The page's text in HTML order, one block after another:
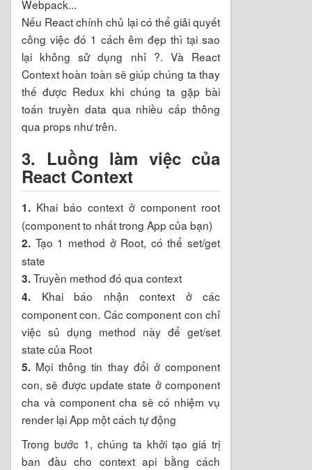
Webpack...
Nếu React chính chủ lại có thể giải quyết
công việc đó 1 cách êm đẹp thì tại sao
lại không sử dụng nhỉ ?. Và React
Context hoàn toàn sẽ giúp chúng ta thay
thế được Redux khi chúng ta gặp bài
toán truyền data qua nhiều cấp thông
qua props như trên.
3. Luồng làm việc của
React Context
1. Khai báo context ở component root
(component to nhất trong App của bạn)
2. Tạo 1 method ở Root, có thể set/get
state
3.Truyền method đó qua context
4. Khai báo nhận context ở các
component con. Các component con chỉ
việc sủ dụng method này để get/set
state của Root
5. Mọi thông tin thay đổi ở component
con, sẽ được update state ở component
cha và component cha sẽ có nhiệm vụ
render lại App một cách tự động
Trong bước 1, chúng ta khởi tạo giá trị
ban đầu cho context api bằng cách